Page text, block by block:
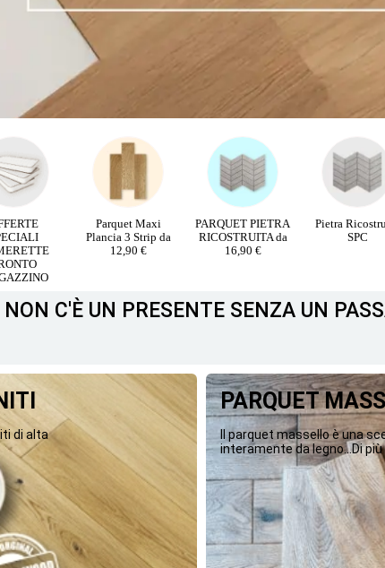
Maxi
3 Strip da
€
PARQUET PIETRA
RICOSTRUITA da
16,90 €
Pietra Ricostruita
SPC
Poltrone
C'È UN PRESENTE SENZA UN
di alta
PARQUET
Il parquet massello è una
interamente da legno...Di più